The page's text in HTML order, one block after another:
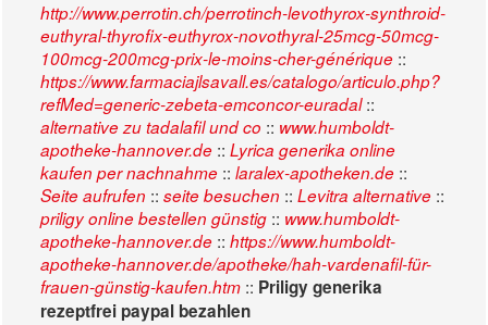
http://www.perrotin.ch/perrotinch-levothyrox-synthroid-
euthyral-thyrofix-euthyrox-novothyral-25mcg-50mcg-
100mcg-200mcg-prix-le-moins-cher-générique ::
https://www.farmaciajlsavall.es/catalogo/articulo.php?
refMed=generic-zebeta-emconcor-euradal::
alternative zu tadalafil und co :: www.humboldt-
apotheke-hannover.de :: Lyrica generika online
kaufen per nachnahme :: laralex-apotheken.de ::
Seite aufrufen :: seite besuchen :: Levitra alternative ::
priligy online bestellen günstig :: www.humboldt-
apotheke-hannover.de :: https://www.humboldt-
apotheke-hannover.de/apotheke/hah-vardenafil-für-
frauen-günstig-kaufen.htm :: Priligy generika
rezeptfrei paypal bezahlen